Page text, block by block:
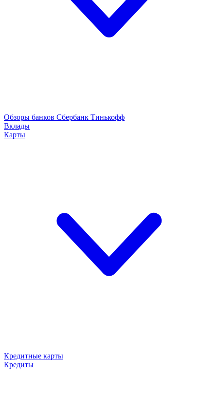
Обзоры банков Сбербанк Тинькофф
Вклады
Карты
Кредитные карты
Кредиты